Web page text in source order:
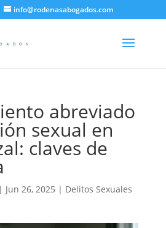
info@rodenasabogados.com
abreviado
sexual en
claves de
| Jun 26, 2025 | Delitos Sexuales